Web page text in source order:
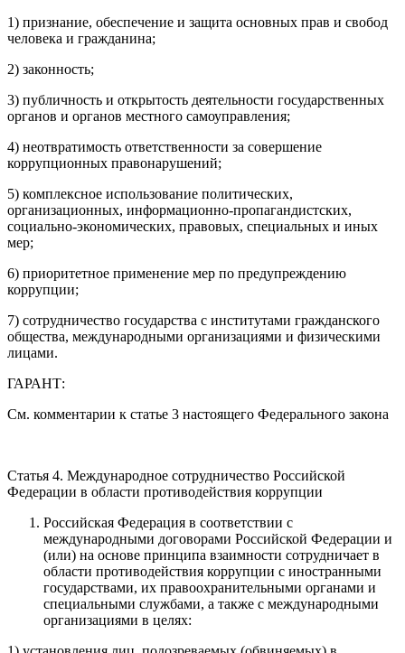
1) признание, обеспечение и защита основных прав и свобод
человека и гражданина;
2) законность;
3) публичность и открытость деятельности государственных
органов и органов местного самоуправления;
4) неотвратимость ответственности за совершение
коррупционных правонарушений;
5) комплексное использование политических,
организационных, информационно-пропагандистских,
социально-экономических, правовых, специальных и иных
мер;
6) приоритетное применение мер по предупреждению
коррупции;
7) сотрудничество государства с институтами гражданского
общества, международными организациями и физическими
лицами.
ГАРАНТ:
См. комментарии к статье 3 настоящего Федерального закона
Статья 4. Международное сотрудничество Российской
Федерации в области противодействия коррупции
Российская Федерация в соответствии с
международными договорами Российской Федерации и
(или) на основе принципа взаимности сотрудничает в
области противодействия коррупции с иностранными
государствами, их правоохранительными органами и
специальными службами, а также с международными
организациями в целях: